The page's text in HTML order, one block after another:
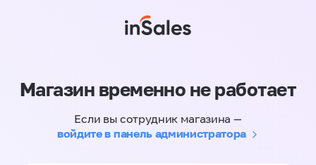
Магазин временно не работает
Если вы сотрудник магазина —
войдите в панель администратора